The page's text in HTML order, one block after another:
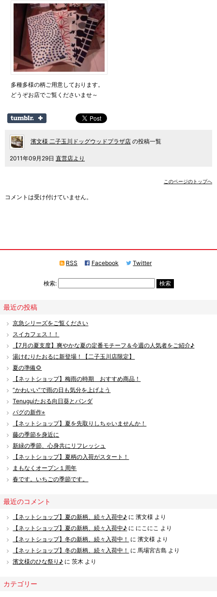
多種多様の柄ご用意しております。
どうぞお店でご覧くださいませ～
濱文様 二子玉川ドッグウッドプラザ店 の投稿一覧
2011年09月29日 直営店より
このページのトップへ
コメントは受け付けていません。
RSS Facebook Twitter
検索:
最近の投稿
京急シリーズをご覧ください
スイカフェス！！
【7月の夏支度】爽やかな夏の定番モチーフ＆今週の人気者をご紹介♪
湯けむりたおるに新登場！【二子玉川店限定】
夏の準備🌻
【ネットショップ】梅雨の時期 おすすめ商品！
“かわいい”で雨の日も気分を上げよう
Tenuguiたおる向日葵とパンダ
パグの新作⭐︎
【ネットショップ】夏を先取りしちゃいませんか！
藤の季節を身近に
新緑の季節、心身共にリフレッシュ
【ネットショップ】夏柄の入荷がスタート！
まもなくオープン１周年
春です。いちごの季節です。
最近のコメント
【ネットショップ】夏の新柄、続々入荷中♪ に濱文様 より
【ネットショップ】夏の新柄、続々入荷中♪ に にこにこ より
【ネットショップ】冬の新柄、続々入荷中！ に濱文様 より
【ネットショップ】冬の新柄、続々入荷中！ に馬場宮古島 より
濱文様のひな祭り♪ に茨木 より
カテゴリー